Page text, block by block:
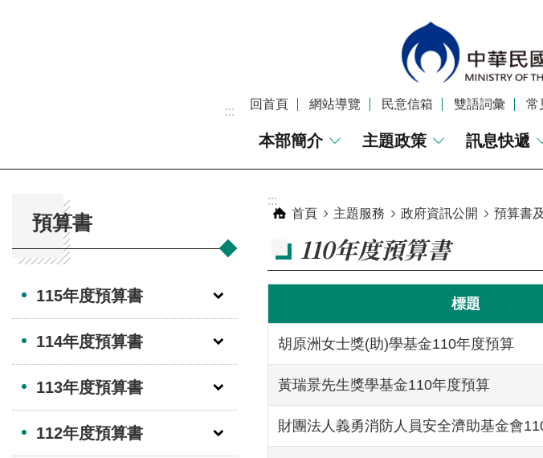
:::
回首頁 網站導覽 民意信箱 雙語詞彙 常
本部簡介 主題政策 訊息快遞
預算書
115年度預算書
114年度預算書
113年度預算書
112年度預算書
:::
首頁
主題服務 政府資訊公開 預算書
110年度預算書
標題
胡原洲女士獎(助)學基金110年度預算
黃瑞景先生獎學基金110年度預算
財團法人義勇消防人員安全濟助基金會